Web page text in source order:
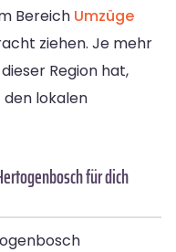
Bereich Umzüge
ziehen. Je mehr
Region hat,
lokalen
für dich